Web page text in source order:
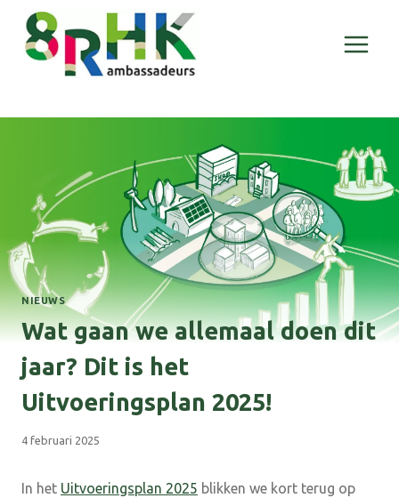
Doorgaan
naar
inhoud
NIEUWS
Wat gaan we allemaal doen dit
jaar? Dit is het
Uitvoeringsplan 2025!
4 februari 2025
In het Uitvoeringsplan 2025 blikken we kort terug op